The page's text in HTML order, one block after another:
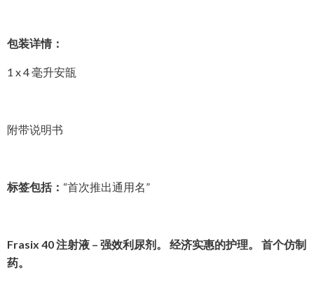
包装详情：
1 x 4 毫升安瓿
附带说明书
标签包括： “首次推出通用名”
Frasix 40 注射液 – 强效利尿剂。 经济实惠的护理。 首个仿制
药。